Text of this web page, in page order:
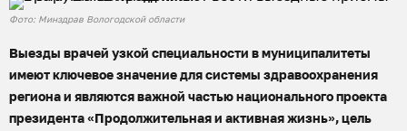
Фото: Минздрав Вологодской области
Выезды врачей узкой специальности в муниципалитеты
имеют ключевое значение для системы здравоохранения
региона и являются важной частью национального проекта
президента «Продолжительная и активная жизнь», цель